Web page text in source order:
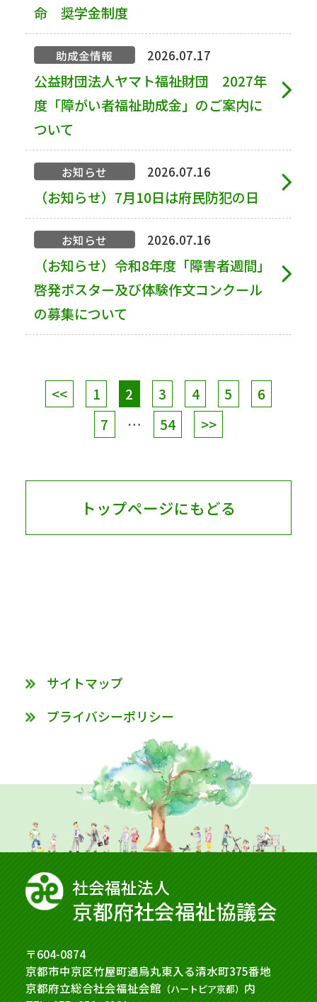
命 奨学金制度
助成金情報 2026.07.17
公益財団法人ヤマト福祉財団 2027年
度「障がい者福祉助成金」のご案内に
ついて
お知らせ 2026.07.16
（お知らせ）7月10日は府民防犯の日
お知らせ 2026.07.16
（お知らせ）令和8年度「障害者週間」
啓発ポスター及び体験作文コンクール
の募集について
<< 1 2 3 4 5
6
7
… 54 >>
トップページにもどる
サイトマップ
プライバシーポリシー
社会福祉法⼈
京都府社会福祉協議会
〒604-0874
京都市中京区竹屋町通烏丸東入る清水町375番地
京都府立総合社会福祉会館 （ハートピア京都） 内